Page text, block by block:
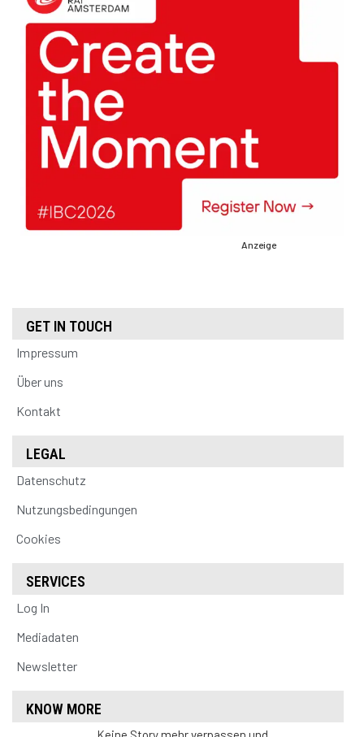
Anzeige
GET IN TOUCH
Impressum
Über uns
Kontakt
LEGAL
Datenschutz
Nutzungsbedingungen
Cookies
SERVICES
Log In
Mediadaten
Newsletter
KNOW MORE